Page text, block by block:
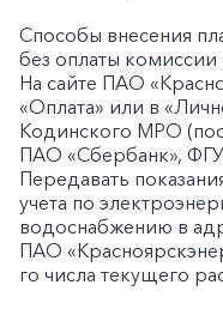
Способы внесения
без оплаты
На сайте ПАО
«Оплата» или в
Кодинского МРО
ПАО «Сбербанк»,
Передавать
учета по
водоснабжению в
ПАО
го числа текущего